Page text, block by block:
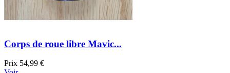
Corps de roue libre Mavic...
Prix 54,99 €